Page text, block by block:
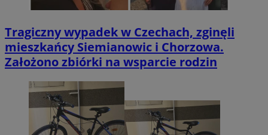
Tragiczny wypadek w Czechach, zginęli
mieszkańcy Siemianowic i Chorzowa.
Założono zbiórki na wsparcie rodzin